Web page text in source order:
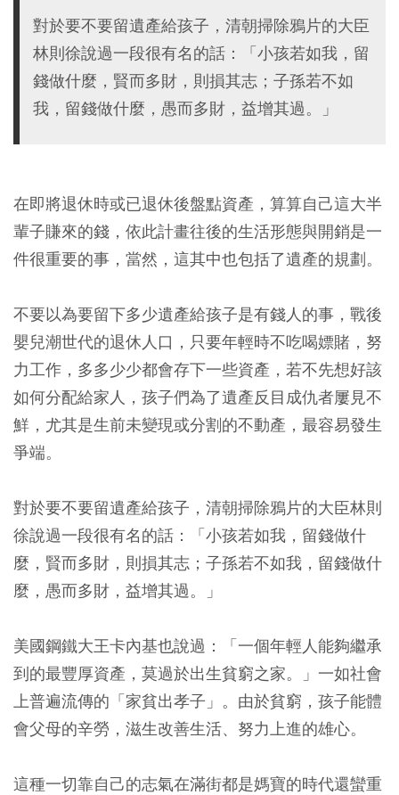
對於要不要留遺產給孩子，清朝掃除鴉片的大臣
林則徐說過一段很有名的話：「小孩若如我，留
錢做什麼，賢而多財，則損其志；子孫若不如
我，留錢做什麼，愚而多財，益增其過。」
在即將退休時或已退休後盤點資產，算算自己這大半
輩子賺來的錢，依此計畫往後的生活形態與開銷是一
件很重要的事，當然，這其中也包括了遺產的規劃。
不要以為要留下多少遺產給孩子是有錢人的事，戰後
嬰兒潮世代的退休人口，只要年輕時不吃喝嫖賭，努
力工作，多多少少都會存下一些資產，若不先想好該
如何分配給家人，孩子們為了遺產反目成仇者屢見不
鮮，尤其是生前未變現或分割的不動產，最容易發生
爭端。
對於要不要留遺產給孩子，清朝掃除鴉片的大臣林則
徐說過一段很有名的話：「小孩若如我，留錢做什
麼，賢而多財，則損其志；子孫若不如我，留錢做什
麼，愚而多財，益增其過。」
美國鋼鐵大王卡內基也說過：「一個年輕人能夠繼承
到的最豐厚資產，莫過於出生貧窮之家。」一如社會
上普遍流傳的「家貧出孝子」。由於貧窮，孩子能體
會父母的辛勞，滋生改善生活、努力上進的雄心。
這種一切靠自己的志氣在滿街都是媽寶的時代還蠻重